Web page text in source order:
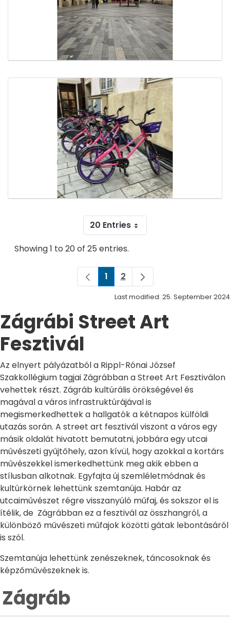
20 Entries
Showing 1 to 20 of 25 entries.
Page
1 Page
2
Last modified: 25. September 2024
Zágrábi Street Art
Fesztivál
Az elnyert pályázatból a Rippl-Rónai József
Szakkollégium tagjai Zágrábban a Street Art Fesztiválon
vehettek részt. Zágráb kultúrális örökségével és
magával a város infrastruktúrájával is
megismerkedhettek a hallgatók a kétnapos külföldi
utazás során. A street art fesztivál viszont a város egy
másik oldalát hivatott bemutatni, jobbára egy utcai
művészeti gyűjtőhely, azon kívül, hogy azokkal a kortárs
művészekkel ismerkedhettünk meg akik ebben a
stílusban alkotnak. Egyfajta új szemléletmódnak és
kultúrkörnek lehettünk szemtanúja. Habár az
utcaiművészet régre visszanyúló műfaj, és sokszor el is
ítélik, de Zágrábban ez a fesztivál az összhangról, a
különböző művészeti műfajok közötti gátak lebontásáról
is szól.
Szemtanúja lehettünk zenészeknek, táncosoknak és
képzőművészeknek is.
Zágráb